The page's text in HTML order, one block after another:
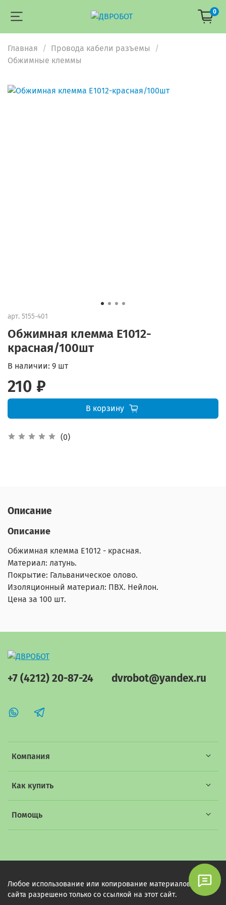
0
Главная
Провода кабели разъемы
Обжимные клеммы
арт. 5155-401
Обжимная клемма E1012-
красная/100шт
(0)
В наличии: 9 шт
210 ₽
В корзину
Описание
Описание
Обжимная клемма E1012 - красная.
Материал: латунь.
Покрытие: Гальваническое олово.
Изоляционный материал: ПВХ. Нейлон.
Цена за 100 шт.
Компания
Как купить
Помощь
+7 (4212) 20-87-24 dvrobot@yandex.ru
Любое использование или копирование материалов этого
сайта разрешено только со ссылкой на этот сайт.